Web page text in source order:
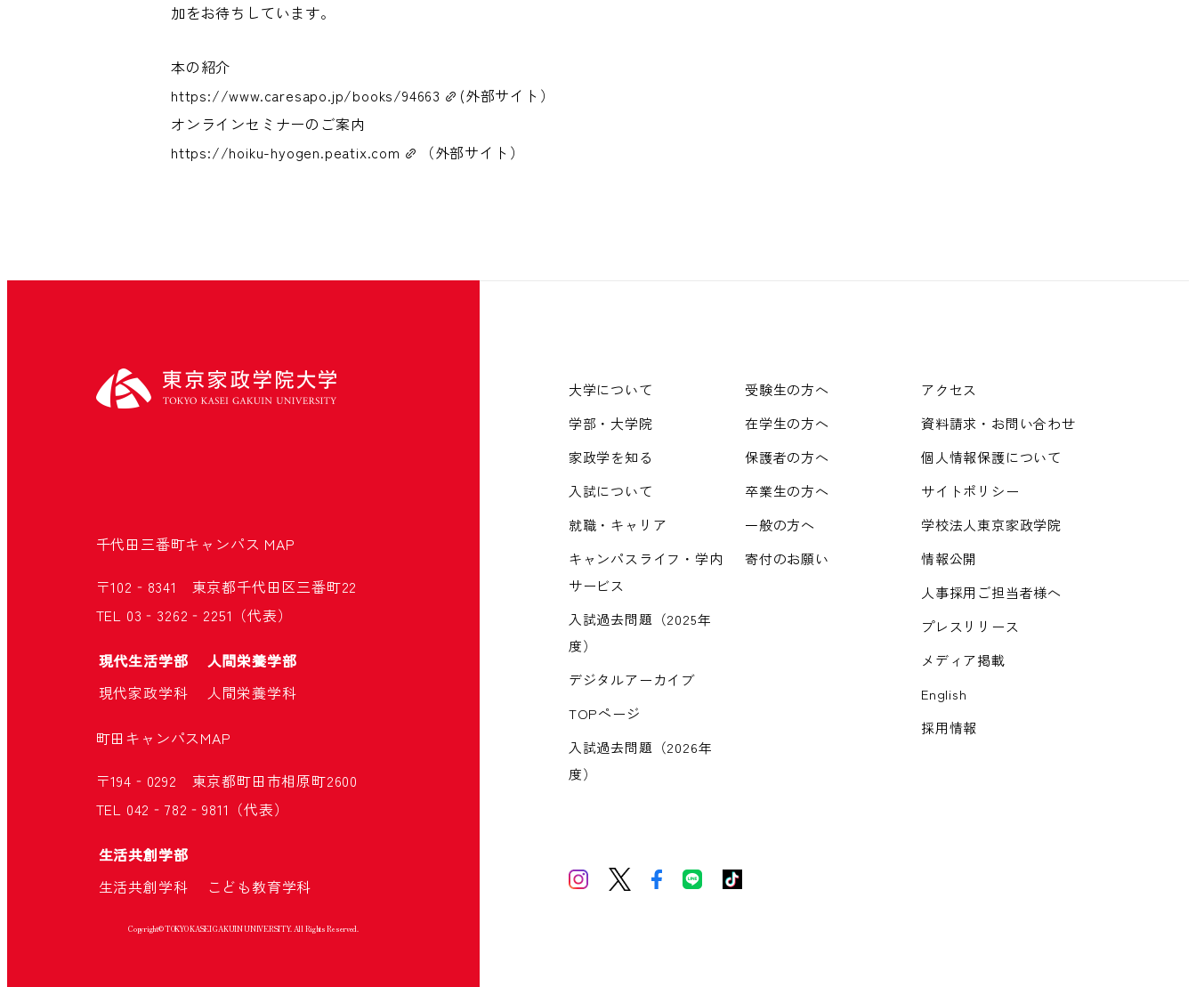
加をお待ちしています。
本の紹介
https://www.caresapo.jp/books/94663
(外部サイト）
オンラインセミナーのご案内
https://hoiku-hyogen.peatix.com
（外部サイト）
千代田三番町キャンパス MAP
〒102‐8341 東京都千代田区三番町22
TEL 03‐3262‐2251（代表）
現代生活学部
人間栄養学部
現代家政学科
人間栄養学科
町田キャンパスMAP
〒194‐0292 東京都町田市相原町2600
TEL 042‐782‐9811（代表）
生活共創学部
生活共創学科
こども教育学科
Copyright© TOKYO KASEI GAKUIN UNIVERSITY. All Rights Reserved.
大学について
学部・大学院
家政学を知る
入試について
就職・キャリア
キャンパスライフ・学内
サービス
入試過去問題（2025年
度）
デジタルアーカイブ
TOPページ
入試過去問題（2026年
度）
受験生の方へ
在学生の方へ
保護者の方へ
卒業生の方へ
一般の方へ
寄付のお願い
アクセス
資料請求・お問い合わせ
個人情報保護について
サイトポリシー
学校法人東京家政学院
情報公開
人事採用ご担当者様へ
プレスリリース
メディア掲載
English
採用情報